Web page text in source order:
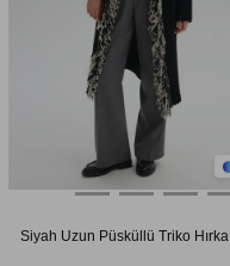
Siyah Uzun Püsküllü Triko Hırka